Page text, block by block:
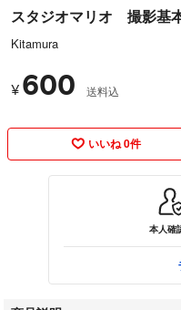
スタジオマリオ 撮影基
Kitamura
¥ 600 送料込
いいね 0件
本人確